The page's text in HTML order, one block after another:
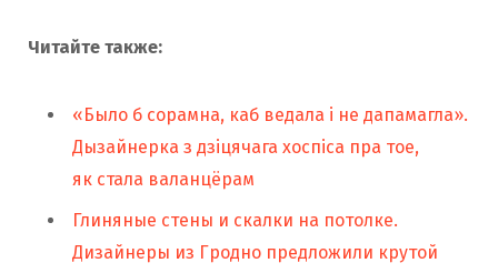
Читайте также:
«Было б сорамна, каб ведала і не дапамагла».
Дызайнерка з дзіцячага хоспіса пра тое,
як стала валанцёрам
Глиняные стены и скалки на потолке.
Дизайнеры из Гродно предложили крутой